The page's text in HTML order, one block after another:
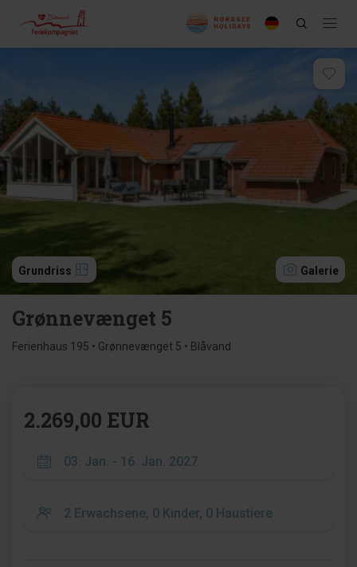
Grundriss Galerie
Grønnevænget 5
Ferienhaus 195 • Grønnevænget 5 • Blåvand
2.269,00 EUR